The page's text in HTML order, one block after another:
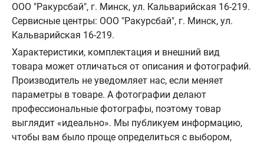
ООО "Ракурсбай", г. Минск, ул. Кальварийская 16-219.
Сервисные центры: ООО "Ракурсбай", г. Минск, ул.
Кальварийская 16-219.
Характеристики, комплектация и внешний вид
товара может отличаться от описания и фотографий.
Производитель не уведомляет нас, если меняет
параметры в товаре. А фотографии делают
профессиональные фотографы, поэтому товар
выглядит «идеально». Мы публикуем информацию,
чтобы вам было проще определиться с выбором,